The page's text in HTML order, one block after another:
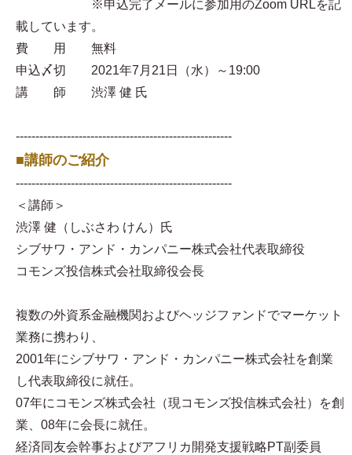
※申込完了メールに参加用のZoom URLを記
載しています。
費 用 無料
申込〆切 2021年7月21日（水）～19:00
講 師 渋澤 健 氏
-------------------------------------------------------
■講師のご紹介
-------------------------------------------------------
＜講師＞
渋澤 健（しぶさわ けん）氏
シブサワ・アンド・カンパニー株式会社代表取締役
コモンズ投信株式会社取締役会長
複数の外資系金融機関およびヘッジファンドでマーケット
業務に携わり、
2001年にシブサワ・アンド・カンパニー株式会社を創業
し代表取締役に就任。
07年にコモンズ株式会社（現コモンズ投信株式会社）を創
業、08年に会長に就任。
経済同友会幹事およびアフリカ開発支援戦略PT副委員